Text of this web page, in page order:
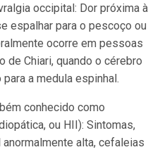
occipital: Dor próxima à
espalhar para o pescoço ou
ocorre em pessoas
de Chiari, quando o cérebro
a medula espinhal.
conhecido como
ou HII): Sintomas,
alta, cefaleias